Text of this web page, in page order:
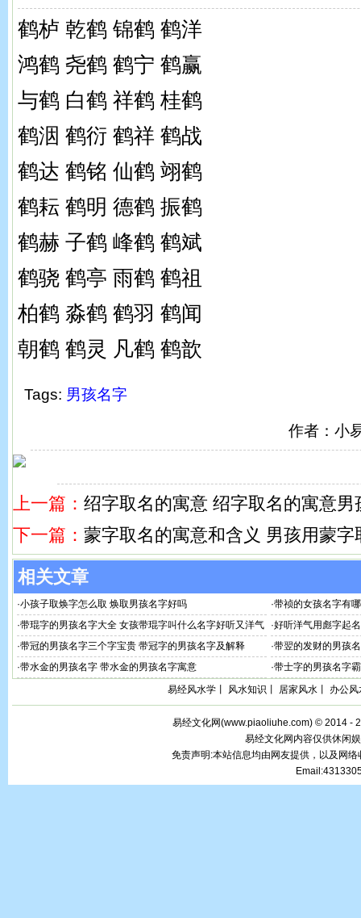
鹤栌 乾鹤 锦鹤 鹤洋
鸿鹤 尧鹤 鹤宁 鹤赢
与鹤 白鹤 祥鹤 桂鹤
鹤洇 鹤衍 鹤祥 鹤战
鹤达 鹤铭 仙鹤 翊鹤
鹤耘 鹤明 德鹤 振鹤
鹤赫 子鹤 峰鹤 鹤斌
鹤骁 鹤亭 雨鹤 鹤祖
柏鹤 淼鹤 鹤羽 鹤闻
朝鹤 鹤灵 凡鹤 鹤歆
Tags: 男孩名字
作者：小
上一篇： 绍字取名的寓意 绍字取名的寓意男
下一篇： 蒙字取名的寓意和含义 男孩用蒙字
相关文章
·小孩子取焕字怎么取 焕取男孩名字好吗 ·带祯的女孩名字有
·带琨字的男孩名字大全 女孩带琨字叫什么名字好听又洋气 ·好听洋气用彪字起
·带冠的男孩名字三个字宝贵 带冠字的男孩名字及解释 ·带翌的发财的男孩
·带水金的男孩名字 带水金的男孩名字寓意 ·带士字的男孩名字
易经风水学
风水知识 居家风水 办公风
易经文化网(www.piaoliuhe.com) © 2014 -
易经文化网内容仅供休闲
免责声明:本站信息均由网友提供，以及网